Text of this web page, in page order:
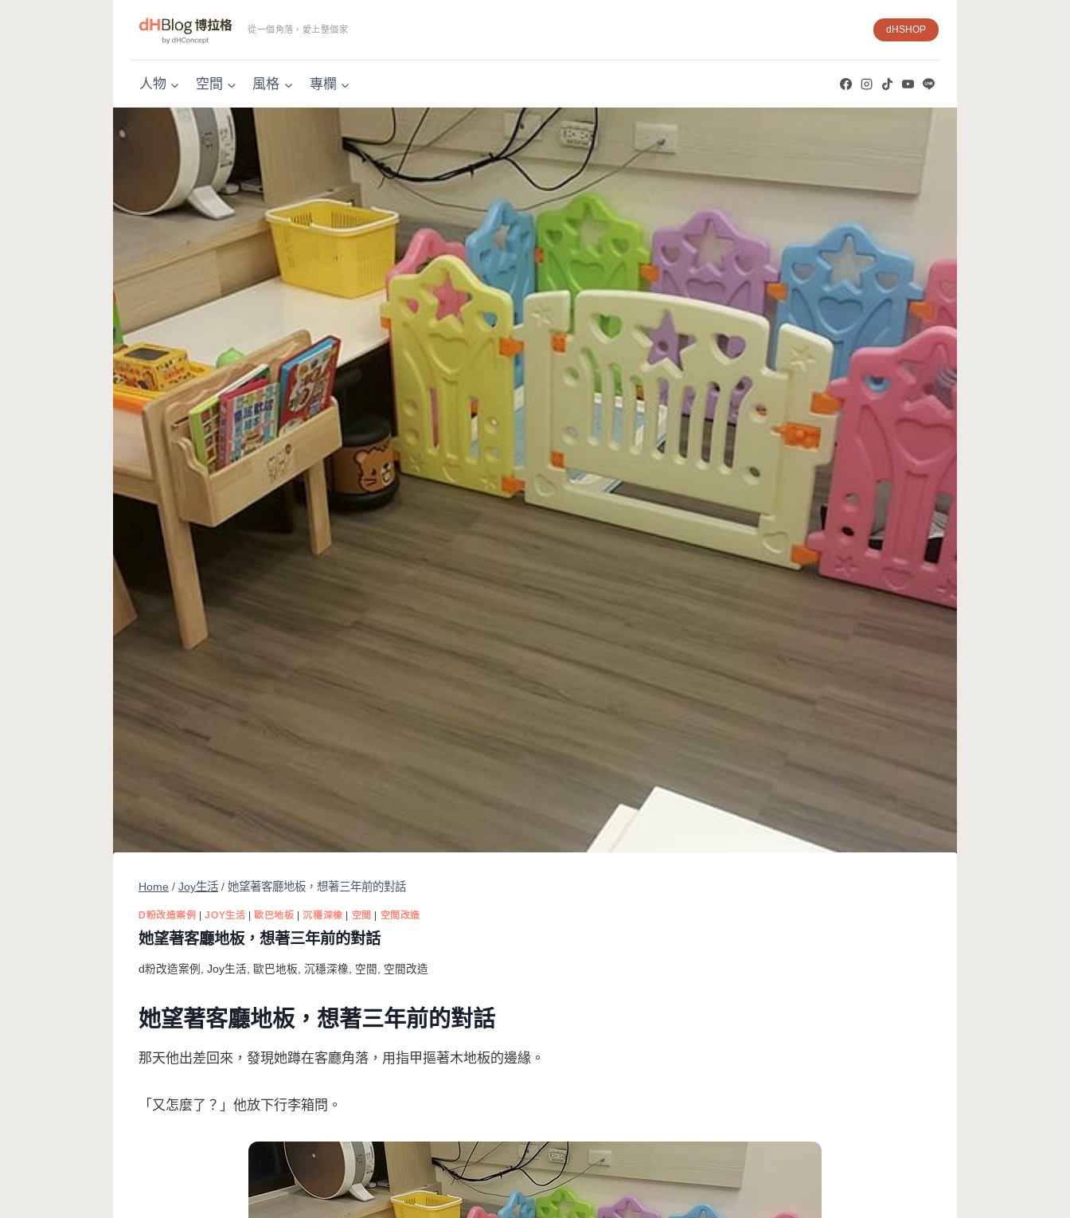
從一個角落，愛上整個家 dHSHOP
人物 空間 風格 專欄
Home / Joy生活 / 她望著客廳地板，想著三年前的對話
D粉改造案例 |JOY生活 |歐巴地板 |沉穩深橡 | 空間 | 空間改造
她望著客廳地板，想著三年前的對話
d粉改造案例 , Joy生活, 歐巴地板, 沉穩深橡, 空間 , 空間改造
她望著客廳地板，想著三年前的對話
那天他出差回來，發現她蹲在客廳角落，用指甲摳著木地板的邊緣。
「又怎麼了？」他放下行李箱問。